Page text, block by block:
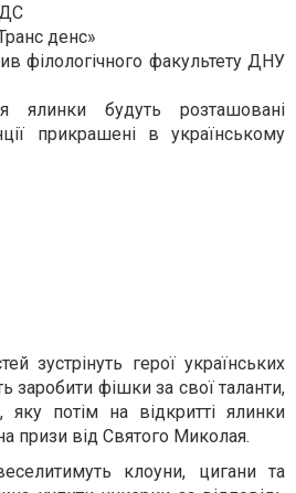
денс»
філологічного факультету ДНУ
ялинки будуть розташовані
прикрашені в українському
зустрінуть герої українських
заробити фішки за свої таланти,
яку потім на відкритті ялинки
призи від Святого Миколая.
клоуни, цигани та